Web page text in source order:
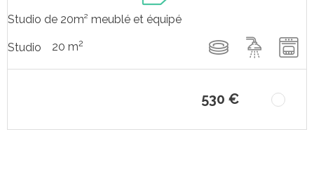
Studio de 20m² meublé et équipé
Studio 20 m2
530 €